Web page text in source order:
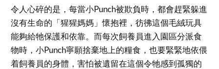
令人心碎的是，每當小Punch被欺負時，都會趕緊躲進
沒有生命的「猩猩媽媽」懷抱裡，彷彿這個毛絨玩具
能夠給牠保護和依靠。而每次飼養員進入園區分派食
物時，小Punch寧願捨棄地上的糧食，也要緊緊地依偎
着飼養員的身體，害怕被遺留在這個令牠感到孤獨的